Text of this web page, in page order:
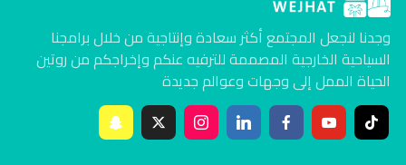
وجدنا لنجعل المجتمع أكثر سعادة وإنتاجية من خلال برامجنا
السياحية الخارجية المصممة للترفيه عنكم وإخراجكم من روتين
الحياة الممل إلى وجهات وعوالم جديدة